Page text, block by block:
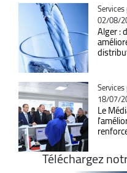
02/08/
Alger :
18/07/
Le
Téléchargez